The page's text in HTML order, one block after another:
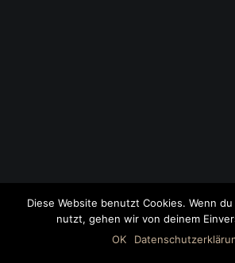
©2018 MWB – MOTORWAGEN BERNAU
Diese Website benutzt Cookies. Wenn
nutzt, gehen wir von deinem
OK